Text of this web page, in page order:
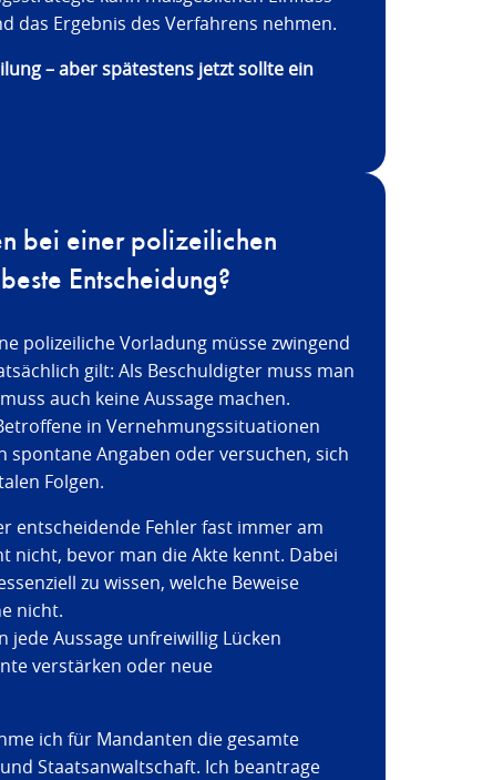
das Ergebnis des Verfahrens nehmen.
– aber spätestens jetzt sollte ein
bei einer polizeilichen
Entscheidung?
polizeiliche Vorladung müsse zwingend
gilt: Als Beschuldigter muss man
auch keine Aussage machen.
in Vernehmungssituationen
spontane Angaben oder versuchen, sich
Folgen.
entscheidende Fehler fast immer am
nicht, bevor man die Akte kennt. Dabei
zu wissen, welche Beweise
nicht.
jede Aussage unfreiwillig Lücken
verstärken oder neue
ich für Mandanten die gesamte
Staatsanwaltschaft. Ich beantrage